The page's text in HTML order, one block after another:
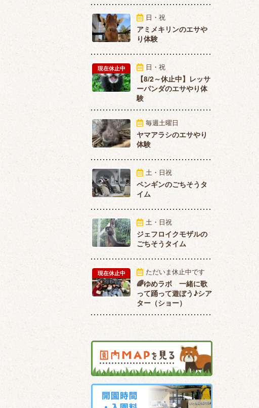
日・祝
アミメキリンのエサや
り体験
現在休止中 日・祝
【8/2～休止中】レッサ
ーパンダのエサやり体
験
毎週土曜日
ヤマアラシのエサやり
体験
土・日祝
ペンギンのごちそうタ
イム
土・日祝
ジェフロイクモザルの
ごちそうタイム
現在休止中 ただいま休止中です
🌈ゆめラボ 一緒に歌
って踊って遊ぼう♪シア
ター（ショー）